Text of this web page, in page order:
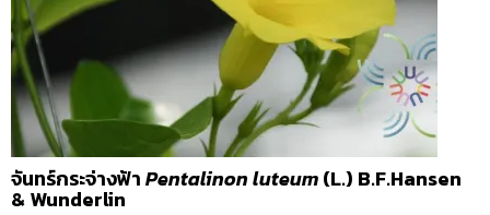
จันทร์กระจ่างฟ้าPentalinon luteum(L.) B.F.Hansen
& Wunderlin